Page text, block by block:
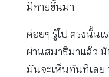
มีกายขึ้นมา
ค่อยๆ รู้ไป ตรงนั้นเ
ผ่านสมาธิมาแล้ว
มันจะเห็นทันทีเลย